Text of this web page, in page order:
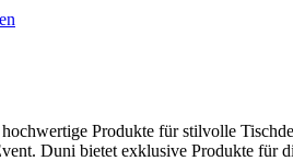
Produkte für stilvolle
Duni bietet exklusive Produkte für